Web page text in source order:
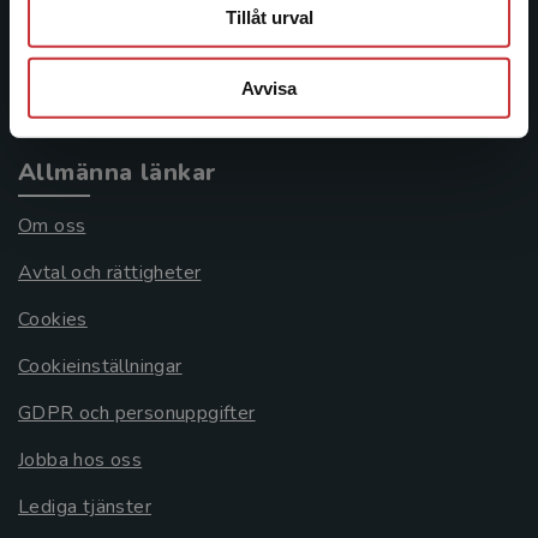
Tillåt urval
Avvisa
Köpvillkor
Allmänna länkar
Om oss
Avtal och rättigheter
Cookies
Cookieinställningar
GDPR och personuppgifter
Jobba hos oss
Lediga tjänster